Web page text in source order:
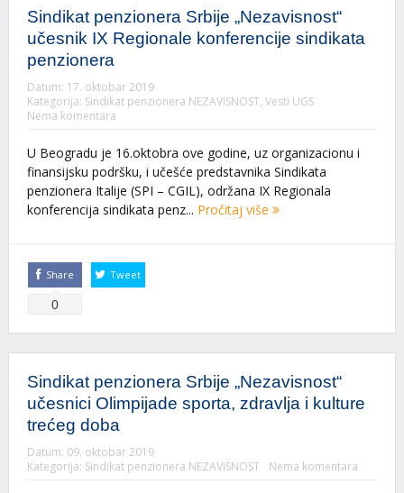
Sindikat penzionera Srbije „Nezavisnost“
učesnik IX Regionale konferencije sindikata
penzionera
Datum: 17. oktobar 2019
Kategorija: Sindikat penzionera NEZAVISNOST, Vesti UGS
Nema komentara
U Beogradu je 16.oktobra ove godine, uz organizacionu i
finansijsku podršku, i učešće predstavnika Sindikata
penzionera Italije (SPI – CGIL), održana IX Regionala
konferencija sindikata penz... Pročitaj više
Share
0
Tweet
Sindikat penzionera Srbije „Nezavisnost“
učesnici Olimpijade sporta, zdravlja i kulture
trećeg doba
Datum: 09. oktobar 2019
Kategorija: Sindikat penzionera NEZAVISNOST Nema komentara